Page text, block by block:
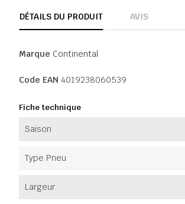
DÉTAILS DU PRODUIT AVIS
Marque Continental
Code EAN 4019238060539
Fiche technique
Saison
Type Pneu
Largeur